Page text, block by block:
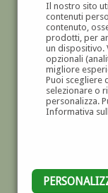
Il nostro sito
contenuti
contenuto,
prodotti, per
un dispositivo.
opzionali
migliore
Puoi scegliere
selezionare o
personalizza.
Informativa